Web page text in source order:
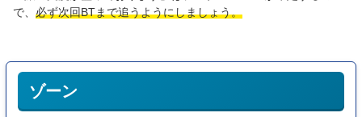
で、必ず次回BTまで追うようにしましょう。
ゾーン